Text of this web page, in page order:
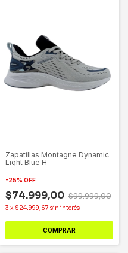
Zapatillas Montagne Dynamic
Light Blue H
-25% OFF
$74.999,00 $99.999,00
3 x $24.999,67 sin interés
COMPRAR